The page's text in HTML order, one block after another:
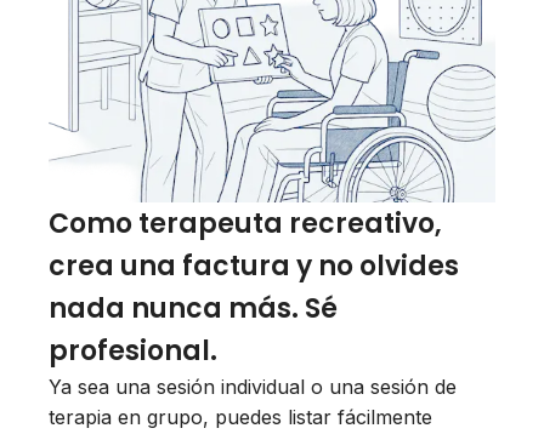
Como terapeuta recreativo,
crea una factura y no olvides
nada nunca más. Sé
profesional.
Ya sea una sesión individual o una sesión de
terapia en grupo, puedes listar fácilmente